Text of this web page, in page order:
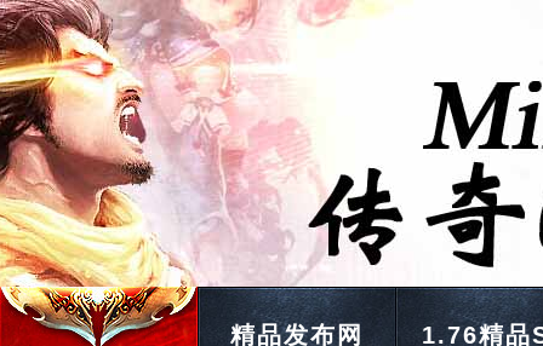
精品发布网 1.76精品